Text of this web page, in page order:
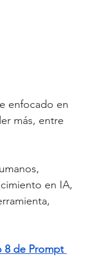
enfocado en
más, entre
en IA,
8 de Prompt